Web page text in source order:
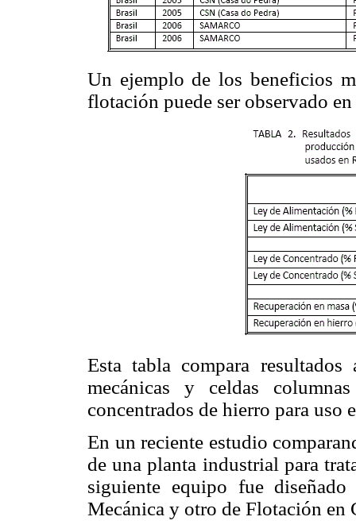
Un ejemplo de los beneficios
flotación puede ser observado
Esta tabla compara
mecánicas y celdas
concentrados de hierro para uso
En un reciente estudio
de una planta industrial para
siguiente equipo fue
Mecánica y otro de Flotación en